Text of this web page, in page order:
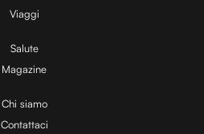
V
i
Viaggi
Salute
Magazine
Chi siamo
Contattaci